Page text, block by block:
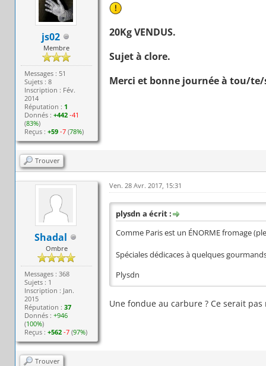
js02
Membre
Messages : 51
Sujets : 8
Inscription : Fév.
2014
Réputation : 1
Donnés :+442 -41
(83%)
Reçus :+59 -7 (78%)
20Kg VENDUS.
Sujet à clore.
Merci et bonne journée à tou/te/
Trouver
Shadal
Ombre
Messages : 368
Sujets : 1
Inscription : Jan.
2015
Réputation :37
Donnés :+946
(100%)
Reçus :+562 -7 (97%)
Ven. 28 Avr. 2017, 15:31
plysdn a écrit :
Comme Paris est un ÉNORME fromage
Spéciales dédicaces à quelques
Plysdn
Une fondue au carbure ? Ce serait
Trouver